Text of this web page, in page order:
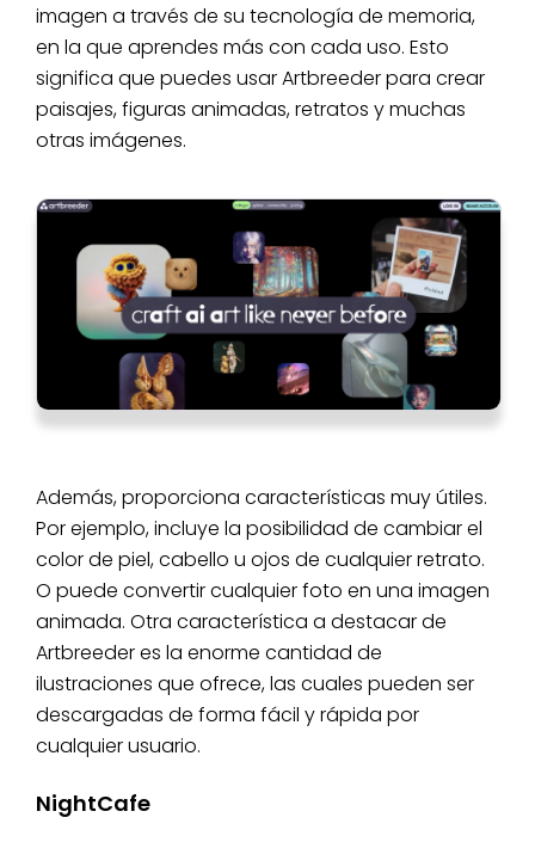
imagen a través de su tecnología de memoria,
en la que aprendes más con cada uso. Esto
significa que puedes usar Artbreeder para crear
paisajes, figuras animadas, retratos y muchas
otras imágenes.
Además, proporciona características muy útiles.
Por ejemplo, incluye la posibilidad de cambiar el
color de piel, cabello u ojos de cualquier retrato.
O puede convertir cualquier foto en una imagen
animada. Otra característica a destacar de
Artbreeder es la enorme cantidad de
ilustraciones que ofrece, las cuales pueden ser
descargadas de forma fácil y rápida por
cualquier usuario.
NightCafe